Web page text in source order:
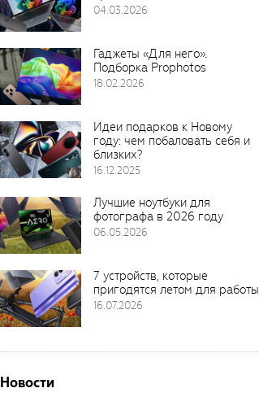
04.03.2026
Гаджеты «Для него».
Подборка Prophotos
18.02.2026
Идеи подарков к Новому
году: чем побаловать себя и
близких?
16.12.2025
Лучшие ноутбуки для
фотографа в 2026 году
06.05.2026
7 устройств, которые
пригодятся летом для работы
16.07.2026
Новости